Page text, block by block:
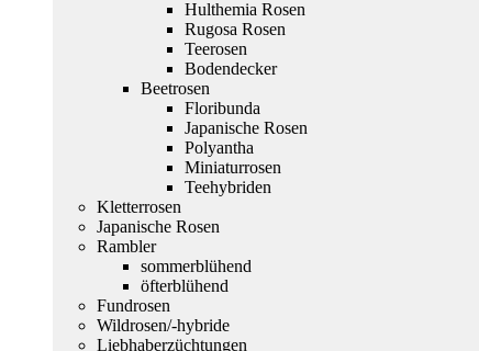
Hulthemia Rosen
Rugosa Rosen
Teerosen
Bodendecker
Beetrosen
Floribunda
Japanische Rosen
Polyantha
Miniaturrosen
Teehybriden
Kletterrosen
Japanische Rosen
Rambler
sommerblühend
öfterblühend
Fundrosen
Wildrosen/-hybride
Liebhaberzüchtungen